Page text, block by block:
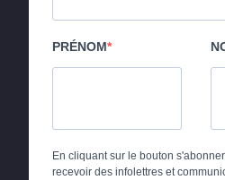
PRÉNOM
En cliquant sur le bouton
recevoir des infolettres et